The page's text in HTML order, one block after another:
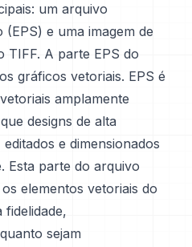
um arquivo
e uma imagem de
TIFF. A parte EPS do
gráficos vetoriais. EPS é
amplamente
designs de alta
e dimensionados
Esta parte do arquivo
elementos vetoriais do
sejam